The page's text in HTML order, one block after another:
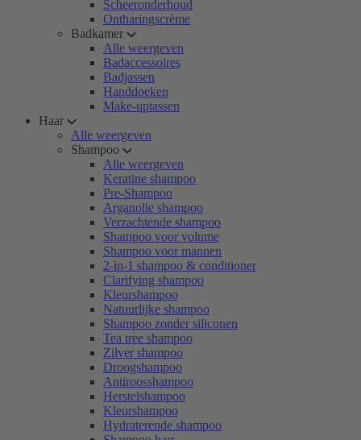
Scheeronderhoud
Ontharingscrème
Badkamer
Alle weergeven
Badaccessoires
Badjassen
Handdoeken
Make-uptassen
Haar
Alle weergeven
Shampoo
Alle weergeven
Keratine shampoo
Pre-Shampoo
Arganolie shampoo
Verzachtende shampoo
Shampoo voor volume
Shampoo voor mannen
2-in-1 shampoo & conditioner
Clarifying shampoo
Kleurshampoo
Natuurlijke shampoo
Shampoo zonder siliconen
Tea tree shampoo
Zilver shampoo
Droogshampoo
Antiroosshampoo
Herstelshampoo
Kleurshampoo
Hydraterende shampoo